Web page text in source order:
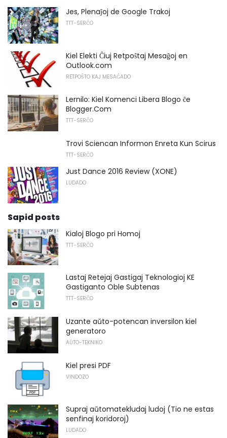
Jes, Plenaĵoj de Google Trakoj
TTT-SERĈO
Kiel Elekti Ĉiuj Retpoŝtaj Mesaĝoj en
Outlook.com
RETPOŜTO KAJ MESAĜADO
Lernilo: Kiel Komenci Libera Blogo ĉe
Blogger.Com
TTT-SERĈO
Trovi Sciencan Informon Enreta Kun Scirus
TTT-SERĈO
Just Dance 2016 Review (XONE)
LUDADO
Sapid posts
Kialoj Blogo pri Homoj
TTT-SERĈO
Lastaj Retejaj Gastigaj Teknologioj KE
Gastiganto Oble Subtenas
TTT-SERĈO
Uzante aŭto-potencan inversilon kiel
generatoro
AŬTO-TEKNIKO
Kiel presi PDF
VINDOZO
Supraj aŭtomatekludaj ludoj (Tio ne estas
senfinaj koridoroj)
LUDADO